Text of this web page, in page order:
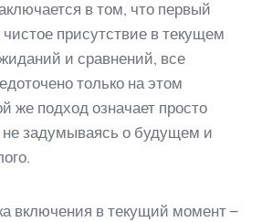
в том, что первый
присутствие в текущем
и сравнений, все
только на этом
же подход означает просто
не задумываясь о будущем и
включения в текущий момент –